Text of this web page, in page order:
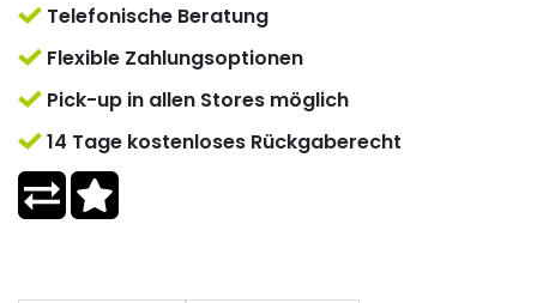
Telefonische Beratung
Flexible Zahlungsoptionen
Pick-up in allen Stores möglich
14 Tage kostenloses Rückgaberecht